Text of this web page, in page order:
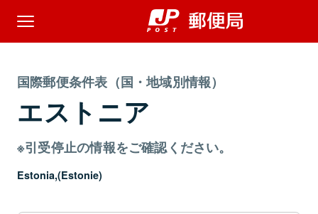
国際郵便条件表（国・地域別情報）
エストニア
※引受停止の情報をご確認ください。
Estonia,(Estonie)